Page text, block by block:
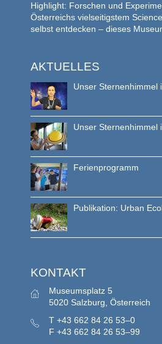
Highlight: Forschen und
Österreichs vielseitigstem
selbst entdecken – dieses
AKTUELLES
Unser Sternenhimmel
Unser Sternenhimmel
Ferienprogramm
Publikation: Urban
KONTAKT
Museumsplatz 5
5020 Salzburg, Österreich
T +43 662 84 26 53–0
F +43 662 84 26 53–99